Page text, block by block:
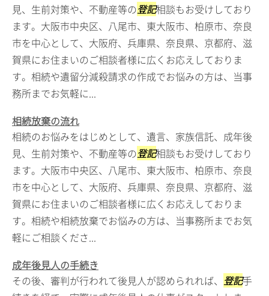
見、生前対策や、不動産等の登記相談もお受けしており
ます。大阪市中央区、八尾市、東大阪市、柏原市、奈良
市を中心として、大阪府、兵庫県、奈良県、京都府、滋
賀県にお住まいのご相談者様に広くお応えしておりま
す。相続や遺留分減殺請求の作成でお悩みの方は、当事
務所までお気軽に...
相続放棄の流れ
相続のお悩みをはじめとして、遺言、家族信託、成年後
見、生前対策や、不動産等の登記相談もお受けしており
ます。大阪市中央区、八尾市、東大阪市、柏原市、奈良
市を中心として、大阪府、兵庫県、奈良県、京都府、滋
賀県にお住まいのご相談者様に広くお応えしておりま
す。相続や相続放棄でお悩みの方は、当事務所までお気
軽にご相談くださ...
成年後見人の手続き
その後、審判が行われて後見人が認められれば、 登記手